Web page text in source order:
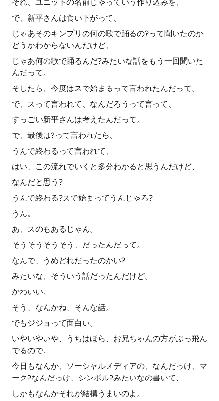
それ、ユニットの名前じゃっていう作り込みを、
で、新平さんは食い下がって、
じゃあそのキンプリの何の歌で踊るの?って聞いたのか
どうかわからないんだけど、
じゃあ何の歌で踊るんだ?みたいな話をもう一回聞いた
んだって。
そしたら、今度はスで始まるって言われたんだって。
で、スって言われて、なんだろうって言って、
すっごい新平さんは考えたんだって。
で、最後は?って言われたら、
うんで終わるって言われて、
はい、この流れでいくと多分わかると思うんだけど、
なんだと思う?
うんで終わる?スで始まってうんじゃろ?
うん。
あ、スのもあるじゃん。
そうそうそうそう、だったんだって。
なんで、うめどれだったのかい?
みたいな、そういう話だったんだけど。
かわいい。
そう、なんかね、そんな話。
でもジジョって面白い。
いやいやいや、うちはほら、お兄ちゃんの方がぶっ飛ん
でるので。
今日もなんか、ソーシャルメディアの、なんだっけ、マ
ーク?なんだっけ、シンボル?みたいなの書いて、
しかもなんかそれが結構うまいのよ。